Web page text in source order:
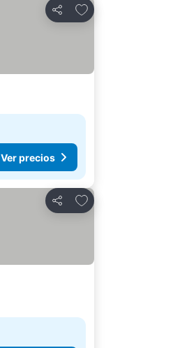
Compartir
Agregar a favoritos
Ver precios
Compartir
Agregar a favoritos